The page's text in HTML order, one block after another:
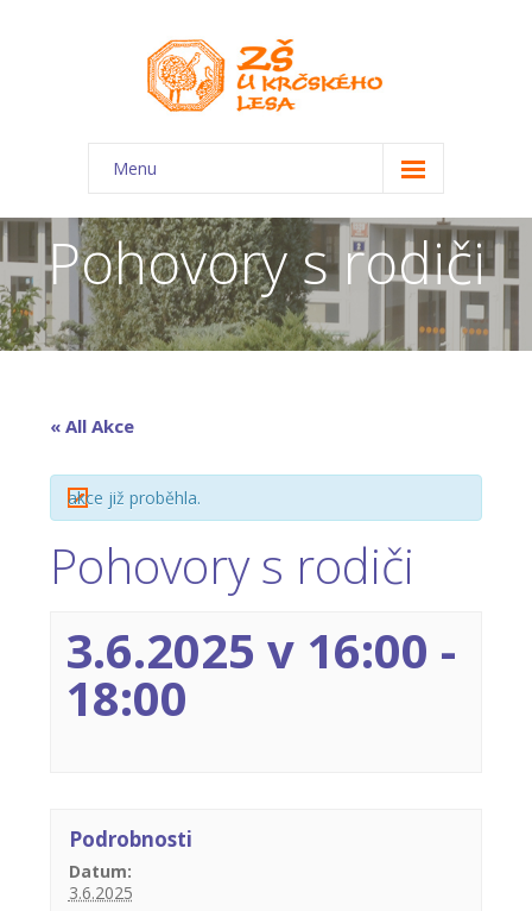
Menu
O škole
-- Charakteristika školy
-- Plán školního roku
-- Kontakty
-- Virtuální prohlídka
-- Inspekční zpráva
-- Vedení školy
-- Třídní učitelé
-- Školní poradenské pracoviště
Pohovory s rodiči
« All Akce
akce již proběhla.
Pohovory s rodiči
3.6.2025 v 16:00 -
18:00
Podrobnosti
Datum:
3.6.2025